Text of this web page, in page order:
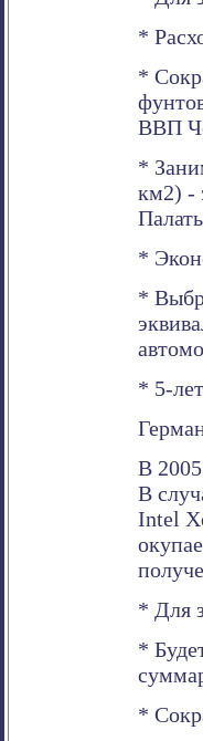
*
*
ВВП
*
км2) -
*
*
* 5-
В
В
Intel
* Для
*
*